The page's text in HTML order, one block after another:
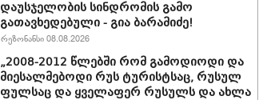
დაუსჯელობის სინდრომის გამო
გათავხედებული - გია ბარამიძე!
რეზონანსი 08.08.2026
„2008-2012 წლებში რომ გამოდიოდი და
მიესალმებოდი რუს ტურისტსაც, რუსულ
ფულსაც და ყველაფერ რუსულს და ახლა